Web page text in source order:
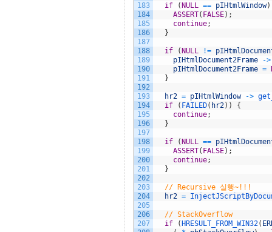
183
184
185
186
187
188
189
190
191
192
193
194
195
196
197
198
199
200
201
202
203
204
205
206
207
if ( NULL == pIHtmlWindow)
ASSERT( FALSE) ;
continue;
}
if ( NULL !=
pIHtmlDocument2Frame
->
pIHtmlDocument2Frame =
}
hr2 = pIHtmlWindow ->
if
( FAILED( hr2) )
{
continue;
}
if ( NULL ==
ASSERT( FALSE) ;
continue;
}
// Recursive 실행~!!!
hr2 =
// StackOverflow
if
( HRESULT_FROM_WIN32(